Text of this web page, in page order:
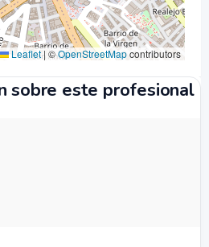
Leaflet| ©OpenStreetMapcontributors
sobre este profesional